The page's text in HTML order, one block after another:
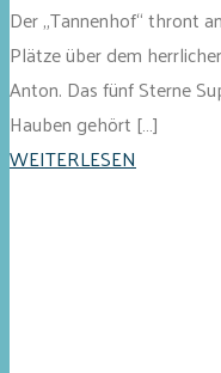
Der „Tannenhof“ thront
Plätze über dem
Anton. Das fünf Sterne
Hauben gehört […]
WEITERLESEN